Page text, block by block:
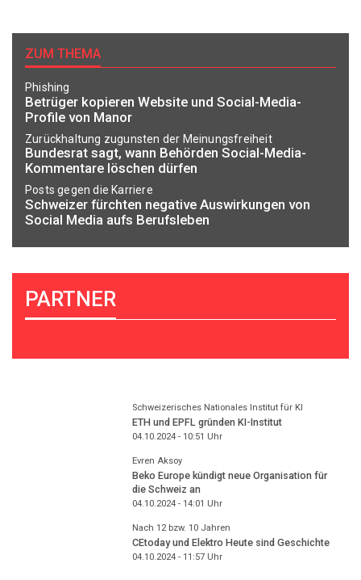
ZUM THEMA
Phishing
Betrüger kopieren Website und Social-Media-
Profile von Manor
Zurückhaltung zugunsten der Meinungsfreiheit
Bundesrat sagt, wann Behörden Social-Media-
Kommentare löschen dürfen
Posts gegen die Karriere
Schweizer fürchten negative Auswirkungen von
Social Media aufs Berufsleben
PARTNER
Schweizerisches Nationales Institut für KI
ETH und EPFL gründen KI-Institut
04.10.2024 - 10:51 Uhr
Evren Aksoy
Beko Europe kündigt neue Organisation für
die Schweiz an
04.10.2024 - 14:01 Uhr
Nach 12 bzw. 10 Jahren
CEtoday und Elektro Heute sind Geschichte
04.10.2024 - 11:57Uhr